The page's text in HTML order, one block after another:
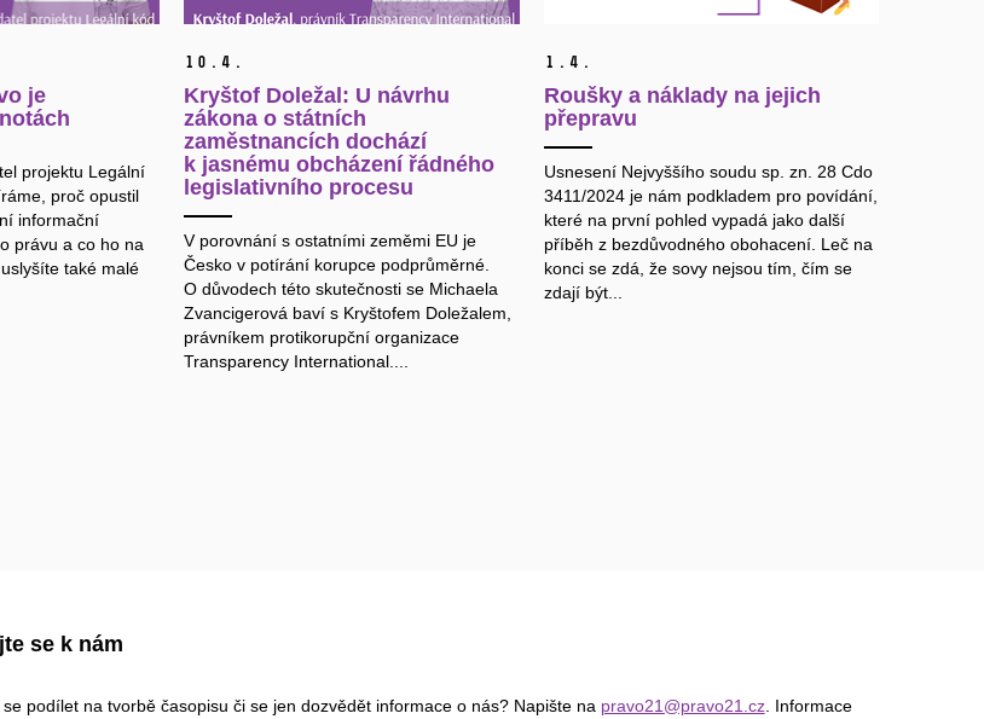
je
projektu Legální
proč opustil
informační
právu a co ho na
také malé
10. 4.
Kryštof Doležal: U návrhu
zákona o státních
zaměstnancích dochází
k jasnému obcházení řádného
legislativního procesu
V porovnání s ostatními zeměmi EU je
Česko v potírání korupce podprůměrné.
O důvodech této skutečnosti se Michaela
Zvancigerová baví s Kryštofem Doležalem,
právníkem protikorupční organizace
Transparency International....
1. 4.
Roušky a náklady na jejich
přepravu
Usnesení Nejvyššího soudu sp. zn. 28 Cdo
3411/2024 je nám podkladem pro povídání,
které na první pohled vypadá jako další
příběh z bezdůvodného obohacení. Leč na
konci se zdá, že sovy nejsou tím, čím se
zdají být...
se k nám
podílet na tvorbě časopisu či se jen dozvědět informace o nás? Napište na pravo21@pravo21.cz. Informace